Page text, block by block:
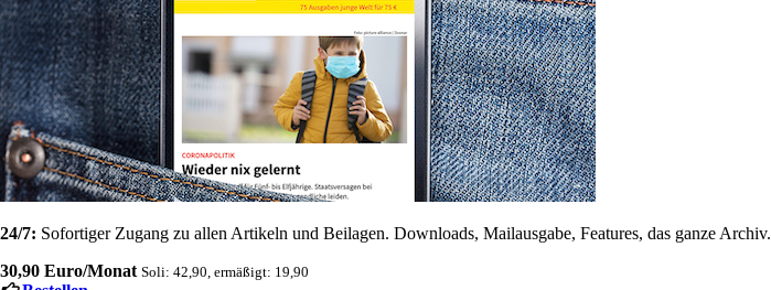
24/7: Sofortiger Zugang zu allen Artikeln und Beilagen. Downloads, Mailausgabe, Features, das ganze Archiv.
30,90 Euro/Monat Soli: 42,90, ermäßigt: 19,90